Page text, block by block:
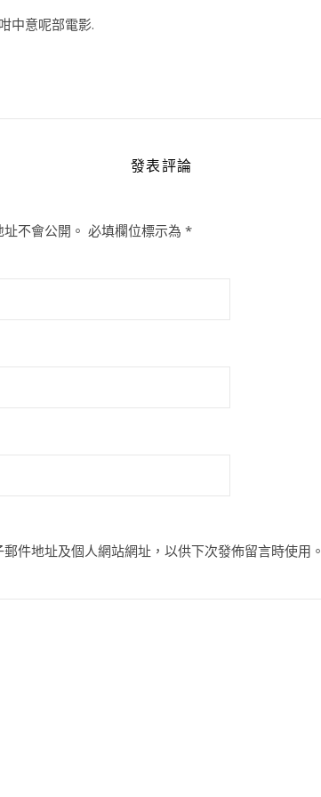
中意呢部電影.
發表評論
不會公開。 必填欄位標示為 *
件地址及個人網站網址，以供下次發佈留言時使用。